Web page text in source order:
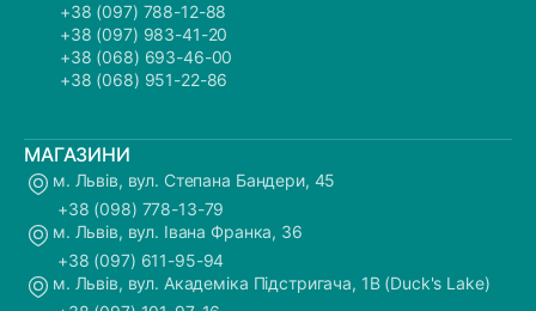
+38 (097) 788-12-88
+38 (097) 983-41-20
+38 (068) 693-46-00
+38 (068) 951-22-86
МАГАЗИНИ
м. Львів, вул. Степана Бандери, 45
+38 (098) 778-13-79
м. Львів, вул. Івана Франка, 36
+38 (097) 611-95-94
м. Львів, вул. Академіка Підстригача, 1В (Duck's Lake)